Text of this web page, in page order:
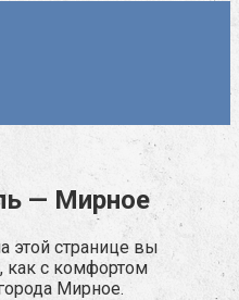
— Мирное
этой странице вы
как с комфортом
Мирное.